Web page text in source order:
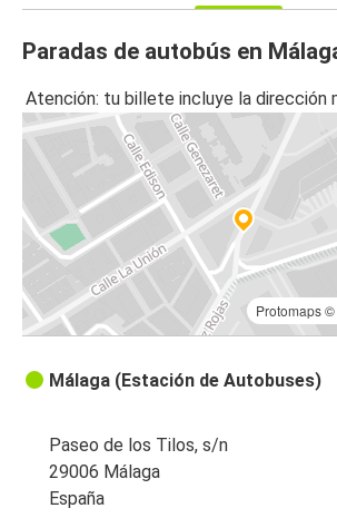
Paradas de autobús en
Atención: tu billete incluye la dirección
Protomaps©
Málaga (Estación de Autobuses)
Paseo de los Tilos, s/n
29006 Málaga
España